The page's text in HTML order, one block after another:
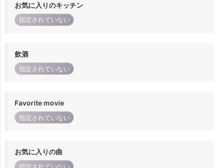
お気に入りのキッチン
指定されていない
飲酒
指定されていない
Favorite movie
指定されていない
お気に入りの曲